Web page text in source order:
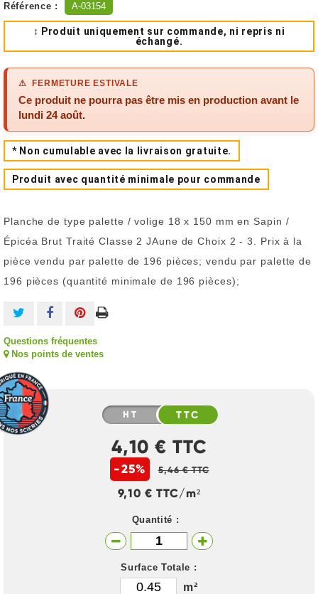
Référence : A-03154
↕ Produit uniquement sur commande, ni repris ni
échangé.
⚠ FERMETURE ESTIVALE
Ce produit ne pourra pas être mis en production avant le
lundi 24 août.
* Non cumulable avec la livraison gratuite.
Produit avec quantité minimale pour commande
Planche de type palette / volige 18 x 150 mm en Sapin /
Épicéa Brut Traité Classe 2 JAune de Choix 2 - 3. Prix à la
pièce vendu par palette de 196 pièces; vendu par palette de
196 pièces (quantité minimale de 196 pièces);
Questions fréquentes
Nos points de ventes
HT TTC
4,10 € TTC
-25% 5,46 € TTC
9,10 € TTC/m²
Quantité :
Surface Totale :
m²